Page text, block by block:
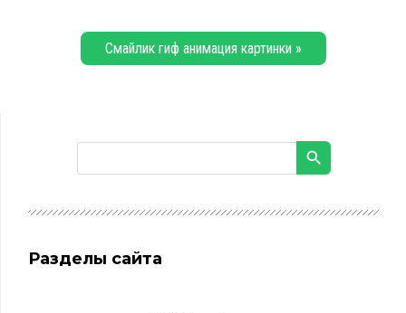
Смайлик гиф анимация картинки »
Разделы сайта